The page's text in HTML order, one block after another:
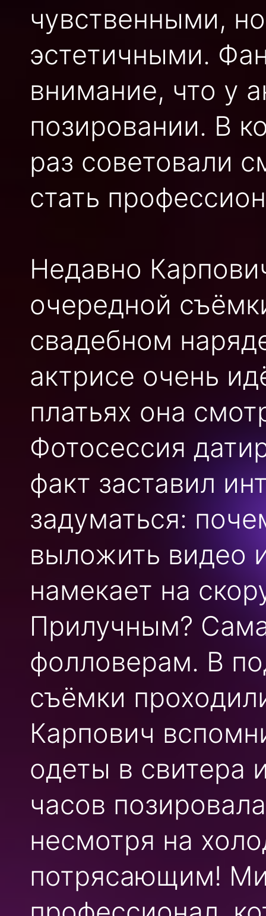
чувственными,
эстетичными.
внимание, что у
позировании. В
раз советовали
стать
Недавно
очередной
свадебном
актрисе очень
платьях она
Фотосессия
факт заставил
задуматься:
выложить видео
намекает на
Прилучным?
фолловерам. В
съёмки
Карпович
одеты в свитера
часов
несмотря на
потрясающим!